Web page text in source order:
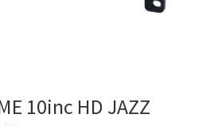
10inc HD JAZZ